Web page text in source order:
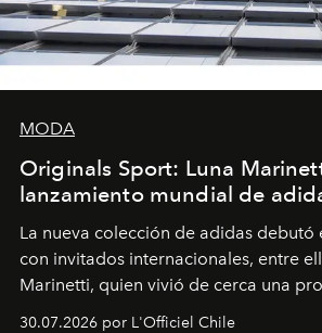
MODA
Originals Sport: Luna
lanzamiento mundial de
La nueva colección de adidas debutó
con invitados internacionales, entre
Marinetti, quien vivió de cerca una
fusiona moda y rendimiento.
30.07.2026 por L'Officiel Chile